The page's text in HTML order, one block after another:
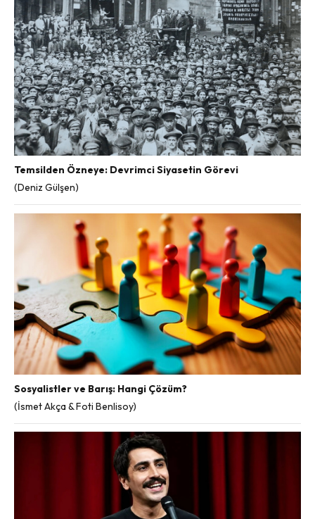
Temsilden Özneye: Devrimci Siyasetin Görevi
(Deniz Gülşen)
Sosyalistler ve Barış: Hangi Çözüm?
(İsmet Akça & Foti Benlisoy)